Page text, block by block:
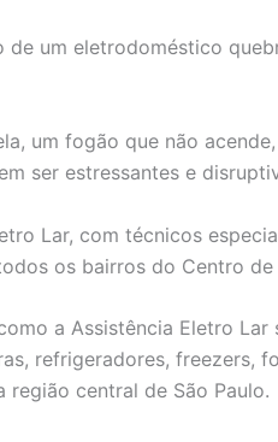
de um eletrodoméstico
um fogão que não
ser estressantes e
Lar, com técnicos
os bairros do Centro de
a Assistência Eletro
refrigeradores, freezers,
região central de São Paulo.